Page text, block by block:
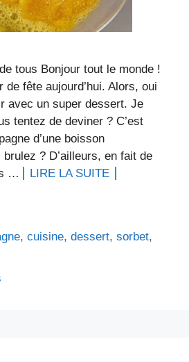
tous Bonjour tout le monde !
de fête aujourd’hui. Alors, oui
avec un super dessert. Je
tentez de deviner ? C’est
d’une boisson
? D’ailleurs, en fait de
…
LIRE LA SUITE
,cuisine,dessert,sorbet,